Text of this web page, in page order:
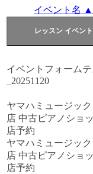
イベント名 ▲
イベントフォームテ
_20251120
ヤマハミュージッ
店 中古ピアノショ
店予約
ヤマハミュージッ
店 中古ピアノショ
店予約